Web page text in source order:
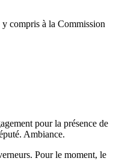
compris à la Commission
pour la présence de
Ambiance.
Pour le moment, le